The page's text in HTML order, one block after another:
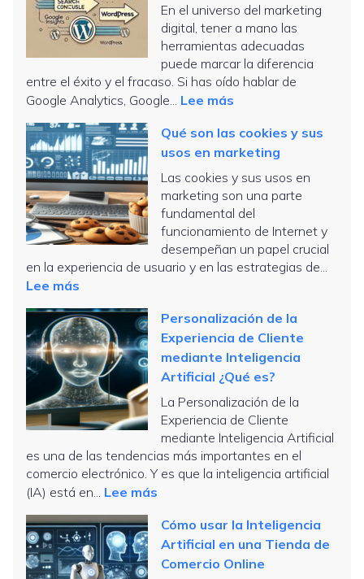
frente
En el universo del marketing
digital, tener a mano las
herramientas adecuadas
puede marcar la diferencia
entre el éxito y el fracaso. Si has oído hablar de
Google Analytics, Google... Lee más
Analytics,
Insights,
Search
Console…
¡vaya
lío!
Uso
con
Qué son las cookies y sus
usos en marketing
Las cookies y sus usos en
marketing son una parte
fundamental del
funcionamiento de Internet y
desempeñan un papel crucial
en la experiencia de usuario y en las estrategias de...
Lee más
son
las
cookies
y
sus
usos
marketing
Personalización de la
Experiencia de Cliente
mediante Inteligencia
Artificial ¿Qué es?
La Personalización de la
Experiencia de Cliente
mediante Inteligencia Artificial
es una de las tendencias más importantes en el
comercio electrónico. Y es que la inteligencia artificial
(IA) está en... Lee más
de
la
Experiencia
Cómo usar la Inteligencia
Artificial en una Tienda de
Comercio Online